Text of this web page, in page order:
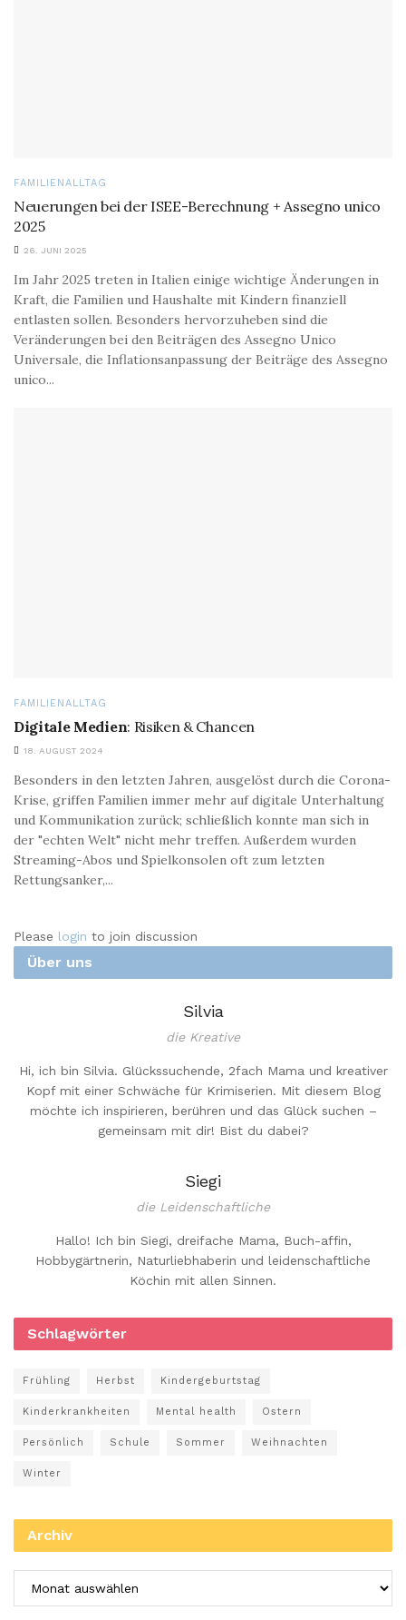
FAMILIENALLTAG
Neuerungen bei der ISEE-Berechnung + Assegno unico
2025
26. JUNI 2025
Im Jahr 2025 treten in Italien einige wichtige Änderungen in
Kraft, die Familien und Haushalte mit Kindern finanziell
entlasten sollen. Besonders hervorzuheben sind die
Veränderungen bei den Beiträgen des Assegno Unico
Universale, die Inflationsanpassung der Beiträge des Assegno
unico...
FAMILIENALLTAG
Digitale Medien: Risiken & Chancen
18. AUGUST 2024
Besonders in den letzten Jahren, ausgelöst durch die Corona-
Krise, griffen Familien immer mehr auf digitale Unterhaltung
und Kommunikation zurück; schließlich konnte man sich in
der "echten Welt" nicht mehr treffen. Außerdem wurden
Streaming-Abos und Spielkonsolen oft zum letzten
Rettungsanker,...
Please login to join discussion
Über uns
Silvia
die Kreative
Hi, ich bin Silvia. Glückssuchende, 2fach Mama und kreativer
Kopf mit einer Schwäche für Krimiserien. Mit diesem Blog
möchte ich inspirieren, berühren und das Glück suchen –
gemeinsam mit dir! Bist du dabei?
Siegi
die Leidenschaftliche
Hallo! Ich bin Siegi, dreifache Mama, Buch-affin,
Hobbygärtnerin, Naturliebhaberin und leidenschaftliche
Köchin mit allen Sinnen.
Schlagwörter
Frühling Herbst Kindergeburtstag
Kinderkrankheiten Mental health Ostern
Persönlich Schule Sommer Weihnachten
Winter
Archiv